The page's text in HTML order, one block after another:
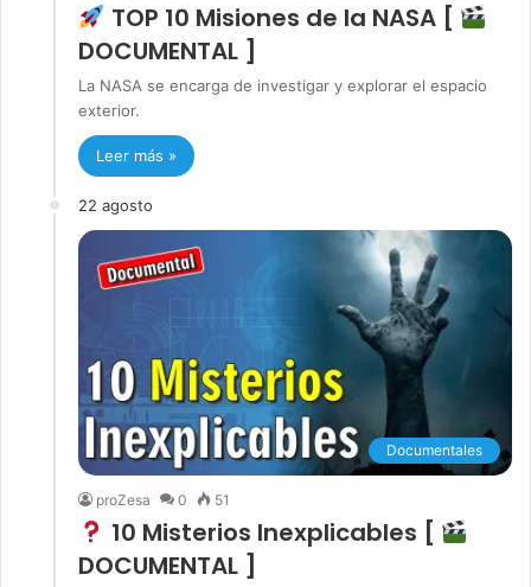
TOP 10 Misiones de la NASA [
DOCUMENTAL ]
La NASA se encarga de investigar y explorar el espacio
exterior.
Leer más »
22 agosto
Documentales
proZesa 0 51
10 Misterios Inexplicables [
DOCUMENTAL ]